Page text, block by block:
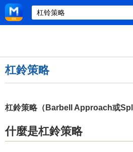
杠鈴策略
杠鈴策略（Barbell Approach或
什麼是杠鈴策略